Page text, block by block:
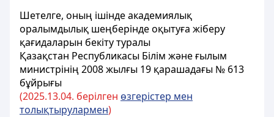
Шетелге, оның ішінде академиялық
оралымдылық шеңберінде оқытуға жіберу
қағидаларын бекіту туралы
Қазақстан Республикасы Білім және ғылым
министрінің 2008 жылғы 19 қарашадағы № 613
бұйрығы
(2025.13.04. берілген өзгерістер мен
толықтырулармен)